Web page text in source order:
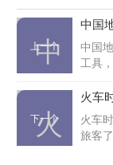
上一个
中
中国
中国
工具
分类
理地
测绘
要岛
下一个
火
火车
火车
旅客